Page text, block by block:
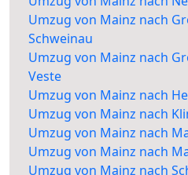
Umzug von Mainz nach
Schweinau
Umzug von Mainz nach
Veste
Umzug von Mainz nach
Umzug von Mainz nach
Umzug von Mainz nach
Umzug von Mainz nach
Umzug von Mainz nach